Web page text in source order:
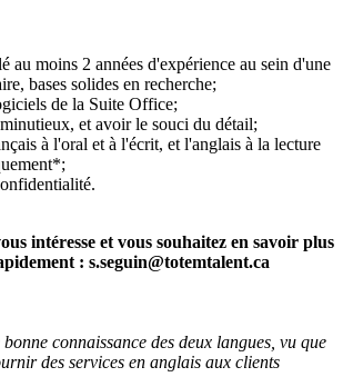
au moins 2 années d'expérience au sein d'une
bases solides en recherche;
de la Suite Office;
et avoir le souci du détail;
à l'oral et à l'écrit, et l'anglais à la lecture
intéresse et vous souhaitez en savoir plus
: s.seguin@totemtalent.ca
connaissance des deux langues, vu que
des services en anglais aux clients